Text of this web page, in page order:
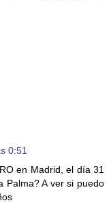
0:51
en Madrid, el día 31
Palma? A ver si puedo